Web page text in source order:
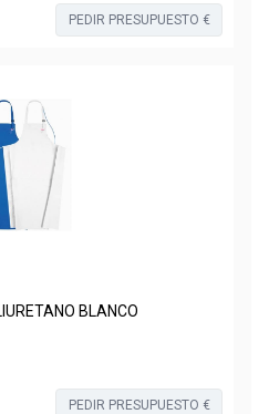
PEDIR PRESUPUESTO €
BLANCO
PEDIR PRESUPUESTO €